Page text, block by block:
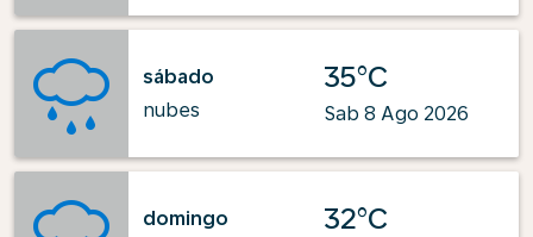
sábado
nubes
35°C
Sab 8 Ago 2026
domingo
32°C